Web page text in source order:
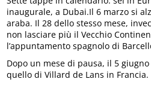
inaugurale, a Dubai.Il 6 marzo si
araba. Il 28 dello stesso mese,
non lasciare più il Vecchio
l’appuntamento spagnolo di
Dopo un mese di pausa, il 5
quello di Villard de Lans in Francia.